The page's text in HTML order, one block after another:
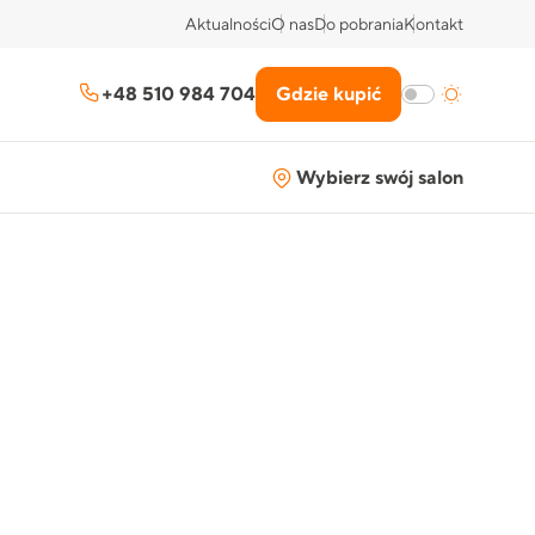
AktualnościO nasDo pobraniaKontakt
+48 510 984 704 Gdzie kupić
Wybierz swój salon